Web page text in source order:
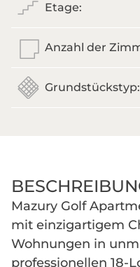
Etage:
Anzahl der
Grundstückstyp:
Mazury Golf
mit einzigartigem
Wohnungen in
professionellen 18-